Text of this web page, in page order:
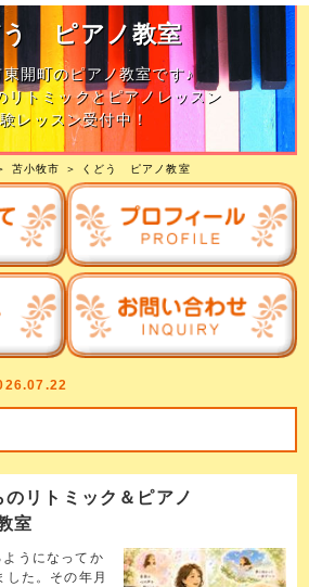
う ピアノ教室
開町のピアノ教室です♪
リトミックとピアノレッスン
レッスン受付中！
苫小牧市 ＞ くどう ピアノ教室
リトミック＆ピアノ
室
うになってか
した。その年月